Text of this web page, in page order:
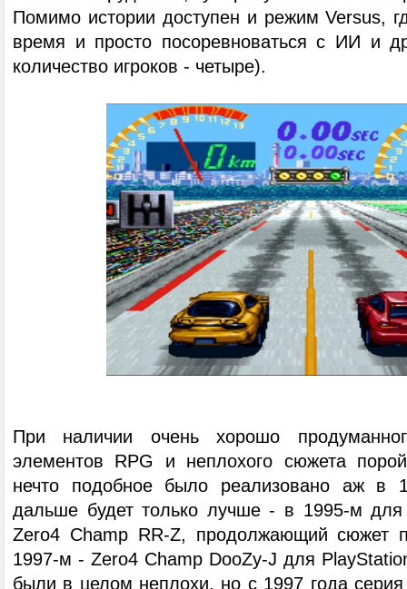
Помимо истории доступен и режим Versus,
время и просто посоревноваться с ИИ и
количество игроков - четыре).
При наличии очень хорошо
элементов RPG и неплохого сюжета
нечто подобное было реализовано аж в
дальше будет только лучше - в 1995-м
Zero4 Champ RR-Z, продолжающий сюжет
1997-м - Zero4 Champ DooZy-J для
были в целом неплохи, но с 1997 года